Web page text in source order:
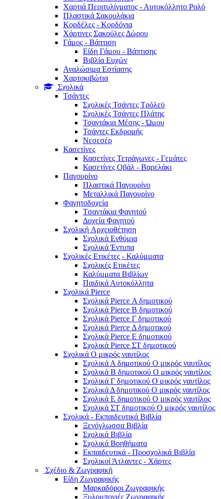
Χαρτιά Περιτυλίγματος - Αυτοκόλλητο Ρολό
Πλαστικά Σακουλάκια
Kορδέλες - Κορδόνια
Χάρτινες Σακούλες Δώρου
Γάμος - Βάπτιση
Είδη Γάμου - Βάπτισης
Βιβλία Ευχών
Αναλώσιμα Εστίασης
Χαρτοκιβώτια
Σχολικά
Τσάντες
Σχολικές Τσάντες Τρόλεϋ
Σχολικές Τσάντες Πλάτης
Τσαντάκια Μέσης - Ώμου
Τσάντες Εκδρομής
Νεσεσέρ
Κασετίνες
Κασετίνες Τετράγωνες - Γεμάτες
Κασετίνες Οβάλ - Βαρελάκι
Παγουρίνo
Πλαστικά Παγουρίνo
Μεταλλικά Παγουρίνo
Φαγητοδοχεία
Tσαντάκια Φαγητού
Δοχεία Φαγητού
Σχολική Aρχειοθέτηση
Σχολικά Ενθύμια
Σχολικά Έντυπα
Σχολικές Ετικέτες - Καλύμματα
Σχολικές Ετικέτες
Καλύμματα Βιβλίων
Παιδικά Αυτοκόλλητα
Σχολικά Pierce
Σχολικά Pierce Α δημοτικού
Σχολικά Pierce Β δημοτικού
Σχολικά Pierce Γ δημοτικού
Σχολικά Pierce Δ δημοτικού
Σχολικά Pierce Ε δημοτικού
Σχολικά Pierce ΣΤ δημοτικού
Σχολικά Ο μικρός ναυτίλος
Σχολικά Α δημοτικού Ο μικρός ναυτίλος
Σχολικά Β δημοτικού Ο μικρός ναυτίλος
Σχολικά Γ δημοτικού Ο μικρός ναυτίλος
Σχολικά Δ δημοτικού Ο μικρός ναυτίλος
Σχολικά Ε δημοτικού Ο μικρός ναυτίλος
Σχολικά ΣΤ δημοτικού Ο μικρός ναυτίλος
Σχολικά - Εκπαιδευτικά Βιβλία
Ξενόγλωσσα Βιβλία
Σχολικά Βιβλία
Σχολικά Βοηθήματα
Εκπαιδευτικά - Προσχολικά Βιβλία
Σχολικοί Άτλαντες - Χάρτες
Σχέδιο & Ζωγραφική
Είδη Ζωγραφικής
Μαρκαδόροι Ζωγραφικής
Ξυλομπογιές Ζωγραφικής